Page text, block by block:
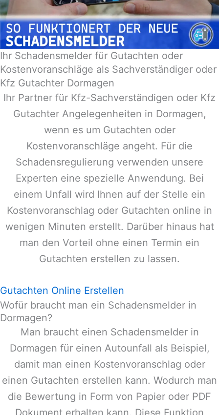
Ihr Schadensmelder für Gutachten oder
Kostenvoranschläge als Sachverständiger oder
Kfz Gutachter Dormagen
Ihr Partner für Kfz-Sachverständigen oder Kfz
Gutachter Angelegenheiten in Dormagen,
wenn es um Gutachten oder
Kostenvoranschläge angeht. Für die
Schadensregulierung verwenden unsere
Experten eine spezielle Anwendung. Bei
einem Unfall wird Ihnen auf der Stelle ein
Kostenvoranschlag oder Gutachten online in
wenigen Minuten erstellt. Darüber hinaus hat
man den Vorteil ohne einen Termin ein
Gutachten erstellen zu lassen.
Gutachten Online Erstellen
Wofür braucht man ein Schadensmelder in
Dormagen?
Man braucht einen Schadensmelder in
Dormagen für einen Autounfall als Beispiel,
damit man einen Kostenvoranschlag oder
einen Gutachten erstellen kann. Wodurch man
die Bewertung in Form von Papier oder PDF
Dokument erhalten kann. Diese Funktion